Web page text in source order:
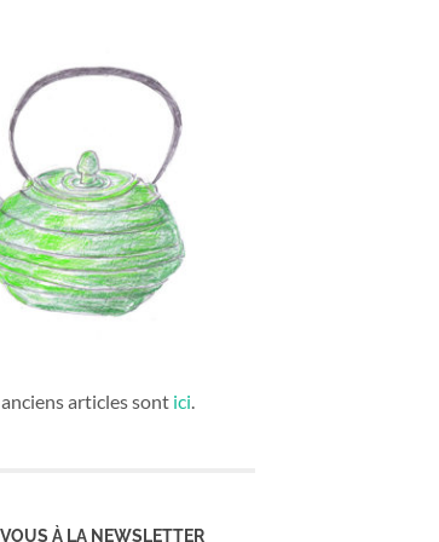
anciens articles sont ici.
À LA NEWSLETTER